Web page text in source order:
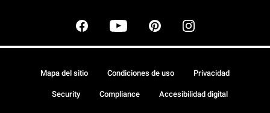
Mapa del sitio Condiciones de uso Privacidad
Security Compliance Accesibilidad digital